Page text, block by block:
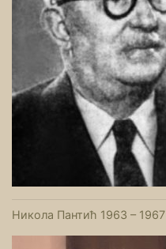
Никола Пантић 1963 – 1967